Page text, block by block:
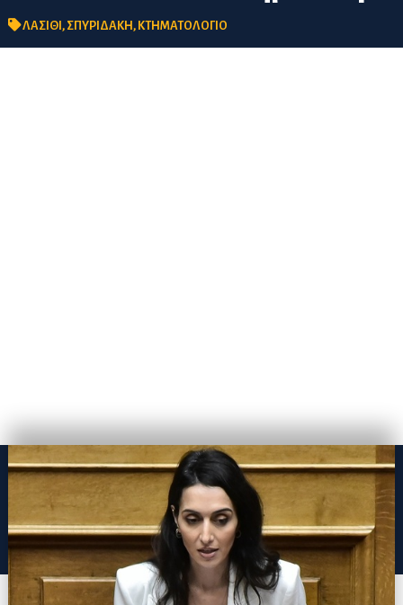
ΛΑΣΙΘΙ, ΣΠΥΡΙΔΑΚΗ, ΚΤΗΜΑΤΟΛΟΓΙΟ